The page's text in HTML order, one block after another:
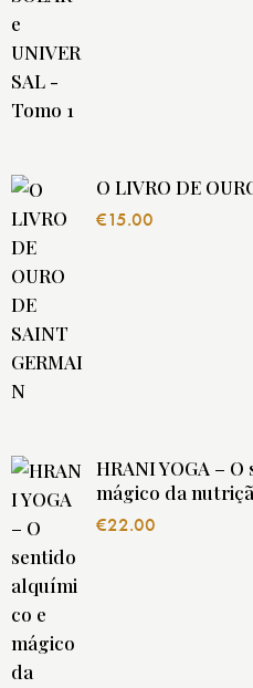
O LIVRO DE
€15.00
HRANI YOGA –
mágico da
€22.00